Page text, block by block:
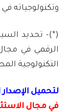
وتكنولوجياته
(*)- تحديد
الرقمي في
التكنولوجية
لتحميل
في مجال